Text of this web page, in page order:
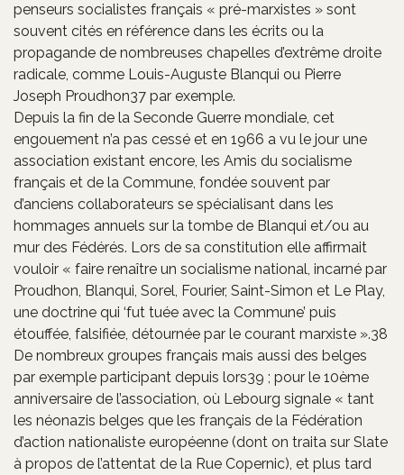
penseurs socialistes français « pré-marxistes » sont
souvent cités en référence dans les écrits ou la
propagande de nombreuses chapelles d’extrême droite
radicale, comme Louis-Auguste Blanqui ou Pierre
Joseph Proudhon37 par exemple.
Depuis la fin de la Seconde Guerre mondiale, cet
engouement n’a pas cessé et en 1966 a vu le jour une
association existant encore, les Amis du socialisme
français et de la Commune, fondée souvent par
d’anciens collaborateurs se spécialisant dans les
hommages annuels sur la tombe de Blanqui et/ou au
mur des Fédérés. Lors de sa constitution elle affirmait
vouloir « faire renaître un socialisme national, incarné par
Proudhon, Blanqui, Sorel, Fourier, Saint-Simon et Le Play,
une doctrine qui ‘fut tuée avec la Commune’ puis
étouffée, falsifiée, détournée par le courant marxiste ».38
De nombreux groupes français mais aussi des belges
par exemple participant depuis lors39 ; pour le 10ème
anniversaire de l’association, où Lebourg signale « tant
les néonazis belges que les français de la Fédération
d’action nationaliste européenne (dont on traita sur Slate
à propos de l’attentat de la Rue Copernic), et plus tard